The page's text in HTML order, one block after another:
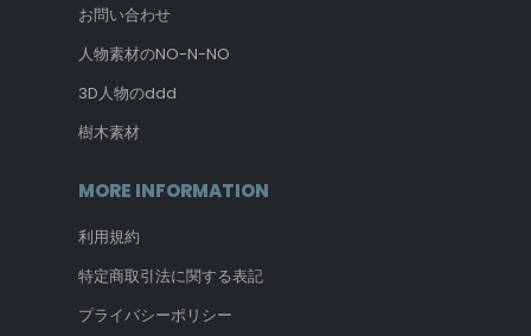
お問い合わせ
人物素材のNO-N-NO
3D人物のddd
樹木素材
MORE INFORMATION
利用規約
特定商取引法に関する表記
プライバシーポリシー